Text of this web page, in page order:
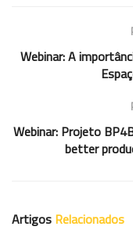
Webinar: A
Webinar: Projeto
better
Artigos Relacionados